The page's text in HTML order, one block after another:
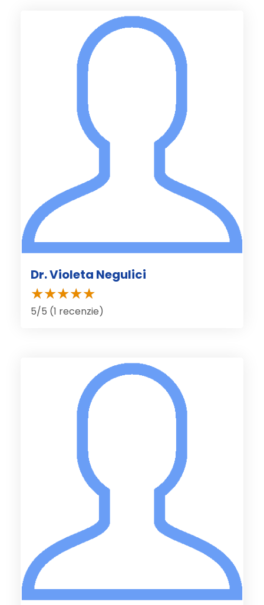
Dr. Violeta Negulici
5/5 (1 recenzie)